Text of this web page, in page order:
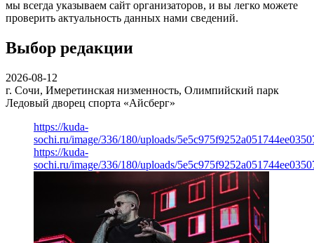
мы всегда указываем сайт организаторов, и вы легко можете
проверить актуальность данных нами сведений.
Выбор редакции
2026-08-12
г. Сочи, Имеретинская низменность, Олимпийский парк
Ледовый дворец спорта «Айсберг»
https://kuda-
sochi.ru/image/336/180/uploads/
https://kuda-
sochi.ru/image/336/180/uploads/